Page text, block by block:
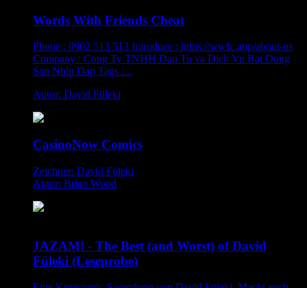
Words With Friends Cheat
Phone : 0902 513 513 Introduce : https://wwfc.app/about-us
Company : Cong Ty TNHH Dau Tu va Dich Vu Bat Dong
San Nhip Dap Tags :...
Autor: David Füleki
CasinoNow Comics
Zeichner: David Füleki
Autor: Brian Wood
JAZAM! - The Best (and Worst) of David
Füleki (Leseprobe)